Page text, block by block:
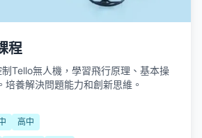
程
Tello無人機，學習飛行原理、基本操
培養解決問題能力和創新思維。
高中